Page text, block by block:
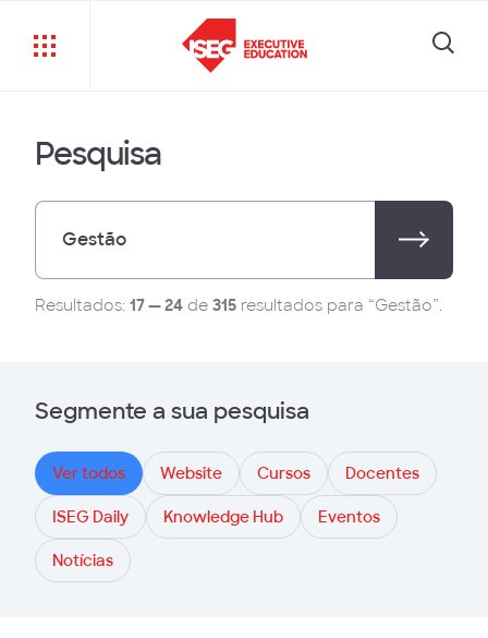
Pesquisa
Resultados: 17 — 24 de 315 resultados para “Gestão”.
Segmente a sua pesquisa
Ver todos Website Cursos Docentes
ISEG Daily Knowledge Hub Eventos
Notícias